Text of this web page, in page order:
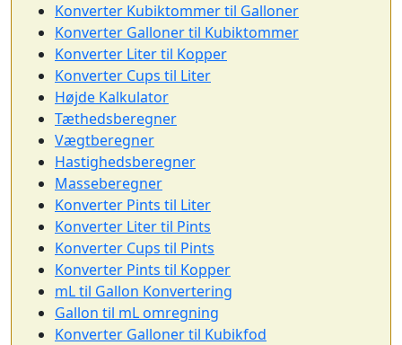
Konverter Kubiktommer til Galloner
Konverter Galloner til Kubiktommer
Konverter Liter til Kopper
Konverter Cups til Liter
Højde Kalkulator
Tæthedsberegner
Vægtberegner
Hastighedsberegner
Masseberegner
Konverter Pints til Liter
Konverter Liter til Pints
Konverter Cups til Pints
Konverter Pints til Kopper
mL til Gallon Konvertering
Gallon til mL omregning
Konverter Galloner til Kubikfod